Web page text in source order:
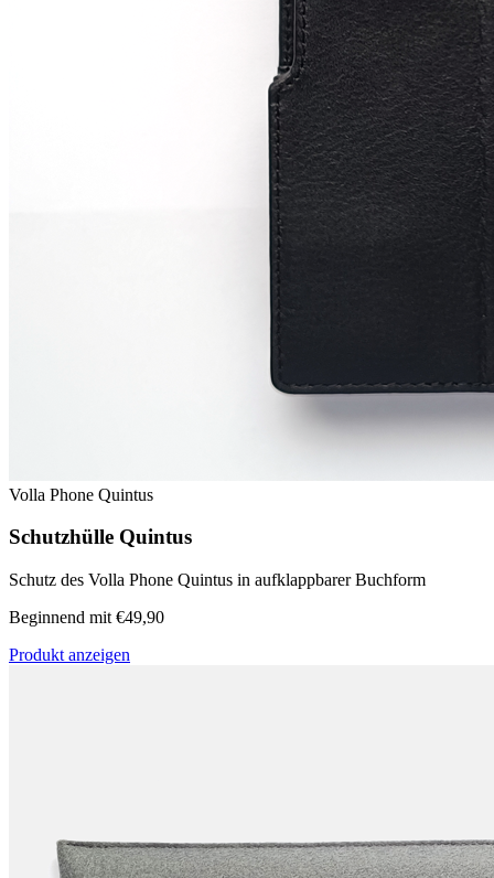
Volla Phone Quintus
Schutzhülle Quintus
Schutz des Volla Phone Quintus in aufklappbarer Buchform
Beginnend mit €49,90
Produkt anzeigen